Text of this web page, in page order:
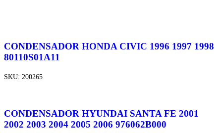
CONDENSADOR HONDA CIVIC 1996 1997 1998
80110S01A11
SKU: 200265
CONDENSADOR HYUNDAI SANTA FE 2001
2002 2003 2004 2005 2006 976062B000